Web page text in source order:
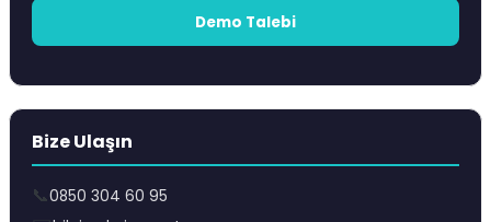
Demo Talebi
Bize Ulaşın
📞0850 304 60 95